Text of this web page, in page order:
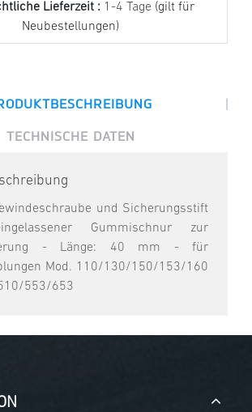
Lieferzeit : 1-4 Tage (gilt für
Neubestellungen)
|
TECHNISCHE DATEN
und Sicherungsstift
Gummischnur zur
- Länge: 40 mm - für
Mod. 110/130/150/153/160
553/653